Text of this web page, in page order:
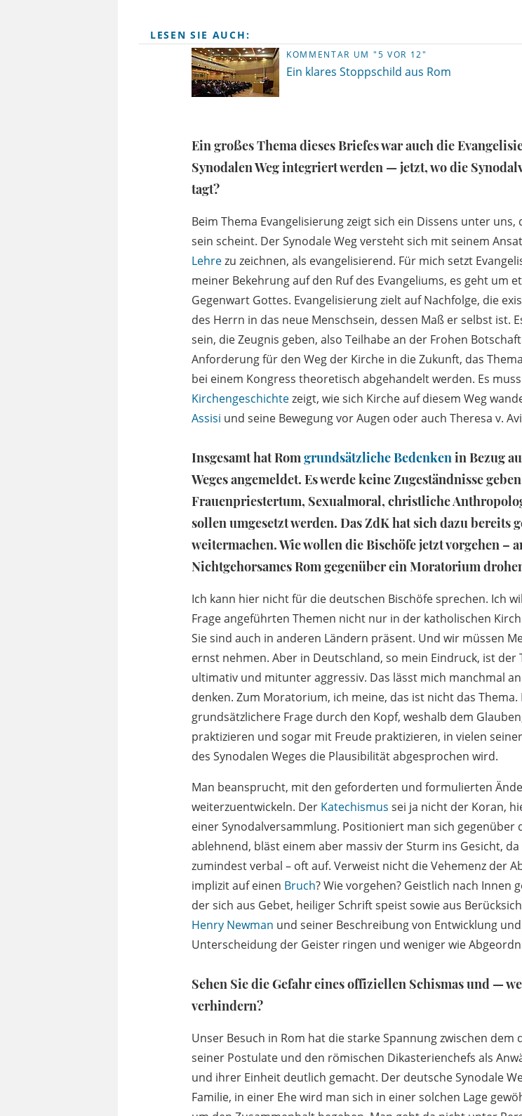
LESEN SIE AUCH:
KOMMENTAR UM "5 VOR 12"
Ein klares Stoppschild aus Rom
Ein großes Thema dieses Briefes war auch die
Synodalen Weg integriert werden — jetzt, wo die
tagt?
Beim Thema Evangelisierung zeigt sich ein Dissens unter
sein scheint. Der Synodale Weg versteht sich mit seinem
Lehrezu zeichnen, als evangelisierend. Für mich setzt
meiner Bekehrung auf den Ruf des Evangeliums, es geht um
Gegenwart Gottes. Evangelisierung zielt auf Nachfolge, die
des Herrn in das neue Menschsein, dessen Maß er selbst ist.
sein, die Zeugnis geben, also Teilhabe an der Frohen
Anforderung für den Weg der Kirche in die Zukunft, das
bei einem Kongress theoretisch abgehandelt werden. Es
Kirchengeschichtezeigt, wie sich Kirche auf diesem Weg
Assisi und seine Bewegung vor Augen oder auch Theresa v.
Insgesamt hat Romgrundsätzliche Bedenkenin Bezug
Weges angemeldet. Es werde keine Zugeständnisse
Frauenpriestertum, Sexualmoral, christliche
sollen umgesetzt werden. Das ZdK hat sich dazu bereits
weitermachen. Wie wollen die Bischöfe jetzt vorgehen –
Nichtgehorsames Rom gegenüber ein Moratorium
Ich kann hier nicht für die deutschen Bischöfe sprechen. Ich
Frage angeführten Themen nicht nur in der katholischen
Sie sind auch in anderen Ländern präsent. Und wir müssen
ernst nehmen. Aber in Deutschland, so mein Eindruck, ist
ultimativ und mitunter aggressiv. Das lässt mich manchmal
denken. Zum Moratorium, ich meine, das ist nicht das
grundsätzlichere Frage durch den Kopf, weshalb dem
praktizieren und sogar mit Freude praktizieren, in vielen
des Synodalen Weges die Plausibilität abgesprochen wird.
Man beansprucht, mit den geforderten und formulierten
weiterzuentwickeln. Der Katechismus sei ja nicht der Koran,
einer Synodalversammlung. Positioniert man sich gegenüber
ablehnend, bläst einem aber massiv der Sturm ins Gesicht,
zumindest verbal – oft auf. Verweist nicht die Vehemenz der
implizit auf einen Bruch? Wie vorgehen? Geistlich nach Innen
der sich aus Gebet, heiliger Schrift speist sowie aus
Henry Newman und seiner Beschreibung von Entwicklung
Unterscheidung der Geister ringen und weniger wie
Sehen Sie die Gefahr eines offiziellen Schismas und —
verhindern?
Unser Besuch in Rom hat die starke Spannung zwischen dem
seiner Postulate und den römischen Dikasterienchefs als
und ihrer Einheit deutlich gemacht. Der deutsche Synodale
Familie, in einer Ehe wird man sich in einer solchen Lage